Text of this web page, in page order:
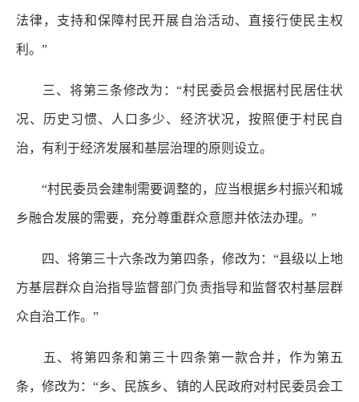
法律，支持和保障村民开展自治活动、直接行使民主权
利。”
三、将第三条修改为：“村民委员会根据村民居住状
况、历史习惯、人口多少、经济状况，按照便于村民自
治，有利于经济发展和基层治理的原则设立。
“村民委员会建制需要调整的，应当根据乡村振兴和城
乡融合发展的需要，充分尊重群众意愿并依法办理。”
四、将第三十六条改为第四条，修改为：“县级以上地
方基层群众自治指导监督部门负责指导和监督农村基层群
众自治工作。”
五、将第四条和第三十四条第一款合并，作为第五
条，修改为：“乡、民族乡、镇的人民政府对村民委员会工